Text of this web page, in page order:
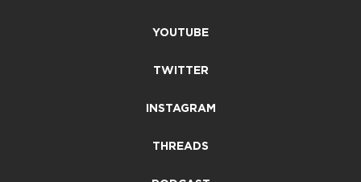
YOUTUBE
TWITTER
INSTAGRAM
THREADS